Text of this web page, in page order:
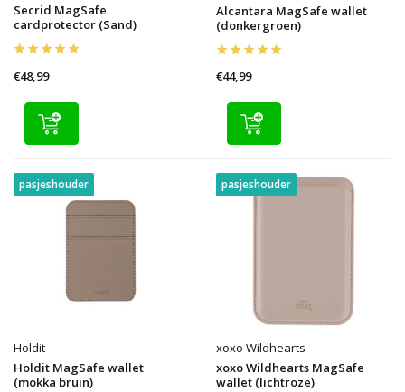
Secrid MagSafe
cardprotector (Sand)
€48,99
Alcantara MagSafe wallet
(donkergroen)
€44,99
pasjeshouder
Holdit
Holdit MagSafe wallet
(mokka bruin)
pasjeshouder
xoxo Wildhearts
xoxo Wildhearts MagSafe
wallet (lichtroze)